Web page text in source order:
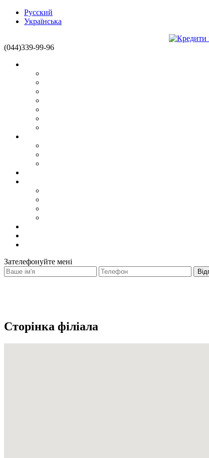
Русский
Українська
(044)339-99-96
Зателефонуйте мені
Сторінка філіала